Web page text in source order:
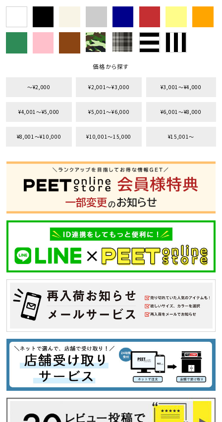
価格から探す
〜¥2,000 ¥2,001〜¥3,000 ¥3,001〜¥4,000
¥4,001〜¥5,000 ¥5,001〜¥6,000 ¥6,001〜¥8,000
¥8,001〜¥10,000 ¥10,001〜15,000 ¥15,001〜